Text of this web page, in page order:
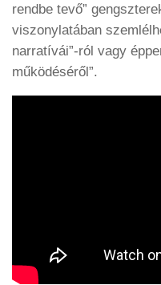
rendbe tevő”
viszonylatában
narratívái”-ról vagy
működéséről”.